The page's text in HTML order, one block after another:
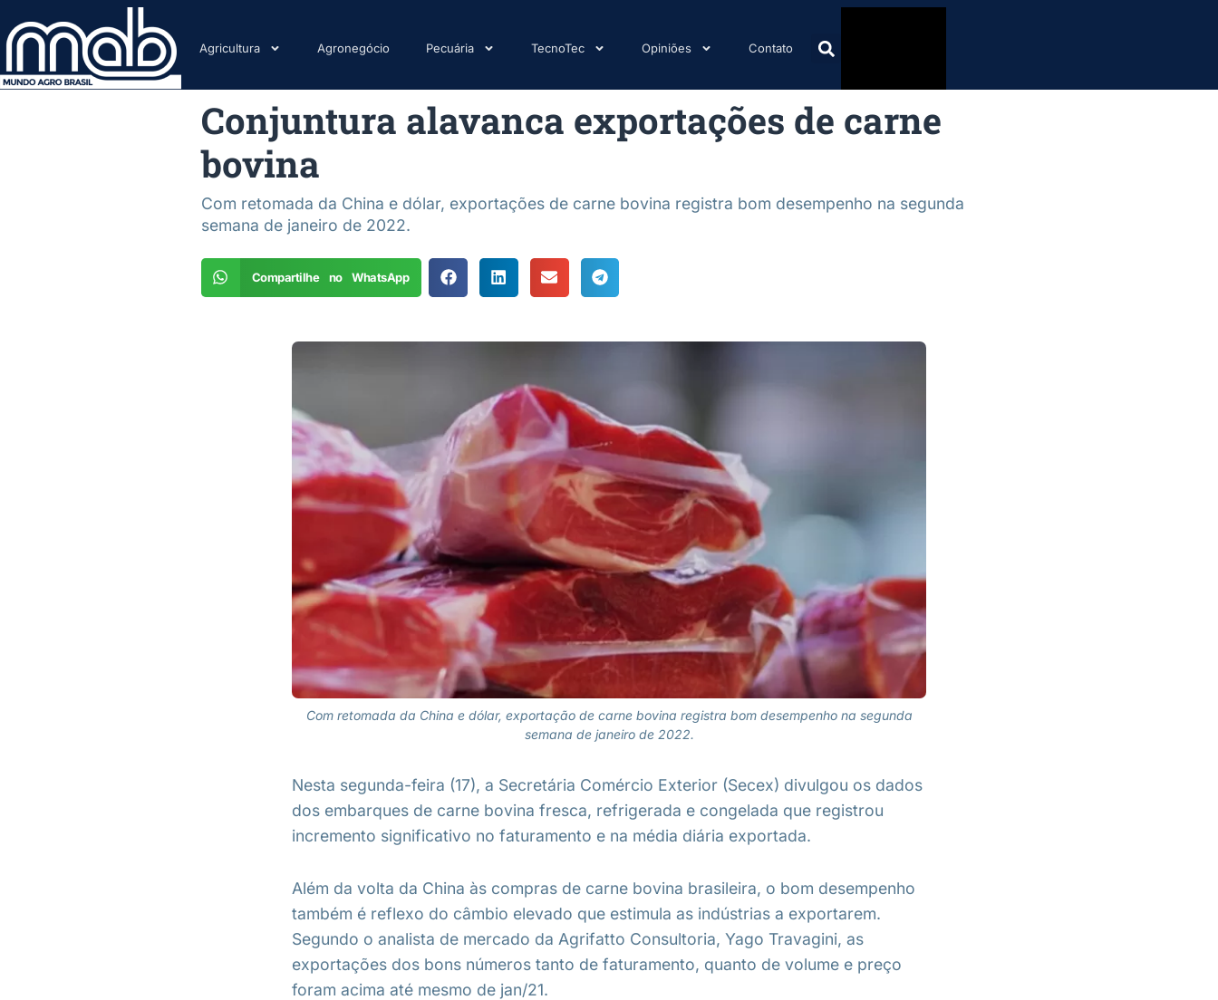
Agricultura Agronegócio Pecuária TecnoTec Opiniões Contato
Conjuntura alavanca exportações de carne
bovina
Com retomada da China e dólar, exportações de carne bovina registra bom desempenho na segunda
semana de janeiro de 2022.
Compartilhe no WhatsApp
Com retomada da China e dólar, exportação de carne bovina registra bom desempenho na segunda
semana de janeiro de 2022.
Nesta segunda-feira (17), a Secretária Comércio Exterior (Secex) divulgou os dados
dos embarques de carne bovina fresca, refrigerada e congelada que registrou
incremento significativo no faturamento e na média diária exportada.
Além da volta da China às compras de carne bovina brasileira, o bom desempenho
também é reflexo do câmbio elevado que estimula as indústrias a exportarem.
Segundo o analista de mercado da Agrifatto Consultoria, Yago Travagini, as
exportações dos bons números tanto de faturamento, quanto de volume e preço
foram acima até mesmo de jan/21.